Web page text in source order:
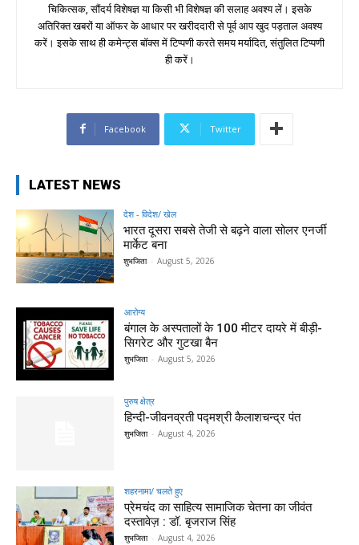
चिकित्सक, सौंदर्य विशेषज्ञ या किसी भी विशेषज्ञ की सलाह अवश्य लें। इसके
अतिरिक्त खबरों या ऑफर के आधार पर खरीददारी से पूर्व आप खुद पड़ताल अवश्य
करें। इसके साथ ही कमेन्ट्स बॉक्स में टिप्पणी करते समय मर्यादित, संतुलित टिप्पणी
ही करें।
Facebook Twitter
LATEST NEWS
देश - विदेश/ खेल
भारत दूसरा सबसे तेजी से बढ़ने वाला सोलर एनर्जी
मार्केट बना
शुभजिता - August 5, 2026
आरोग्य
बंगाल के अस्पतालों के 100 मीटर दायरे में बीड़ी-
सिगरेट और गुटखा बैन
शुभजिता - August 5, 2026
पुरुष क्षेत्र
हिन्‍दी-जीवनव्रती पद्मश्री कैलाशचन्‍द्र पंत
शुभजिता - August 4, 2026
शहरनामा/ चलते हुए
प्रेमचंद का साहित्य सामाजिक चेतना का जीवंत
दस्तावेज़ : डॉ. बृजराज सिंह
शुभजिता - August 4, 2026